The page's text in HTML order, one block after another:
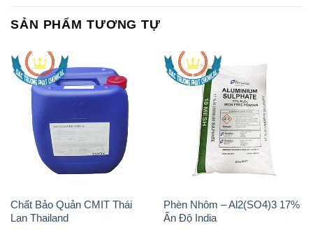
SẢN PHẨM TƯƠNG TỰ
Chất Bảo Quản CMIT Thái
Lan Thailand
Phèn Nhôm – Al2(SO4)3 17%
Ấn Độ India